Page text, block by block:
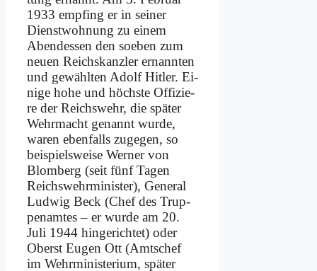
1933 emp­fing er in sei­ner
Dienst­woh­nung zu ei­nem
Abend­essen den so­eben zum
neu­en Reichs­kanz­ler er­nann­ten
und ge­wähl­ten Adolf Hit­ler. Ei­
ni­ge ho­he und höch­ste Of­fi­zie­
re der Reichs­wehr, die spä­ter
Wehr­macht ge­nannt wur­de,
wa­ren eben­falls zu­ge­gen, so
bei­spiels­wei­se Wer­ner von
Blom­berg (seit fünf Ta­gen
Reichs­wehr­mi­ni­ster), Ge­ne­ral
Lud­wig Beck (Chef des Trup­
pen­am­tes – er wur­de am 20.
Ju­li 1944 hin­ge­rich­tet) oder
Oberst Eu­gen Ott (Amts­chef
im Wehr­mi­ni­ste­ri­um, spä­ter